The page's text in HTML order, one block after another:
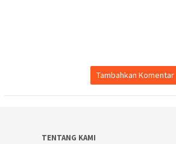
Tambahkan Komentar
TENTANG KAMI